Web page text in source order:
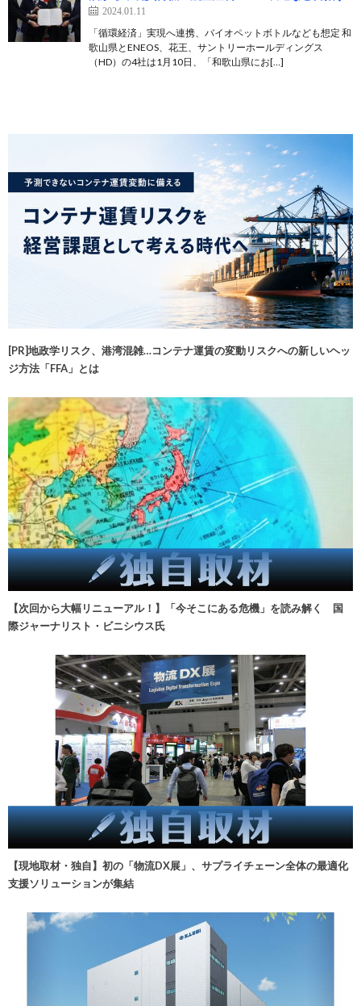
2024.01.11
「循環経済」実現へ連携、バイオペットボトルなども想定 和
歌山県とENEOS、花王、サントリーホールディングス
（HD）の4社は1月10日、「和歌山県にお[…]
[PR]地政学リスク、港湾混雑…コンテナ運賃の変動リスクへの新しいヘッ
ジ方法「FFA」とは
【次回から大幅リニューアル！】「今そこにある危機」を読み解く 国
際ジャーナリスト・ビニシウス氏
【現地取材・独自】初の「物流DX展」、サプライチェーン全体の最適化
支援ソリューションが集結